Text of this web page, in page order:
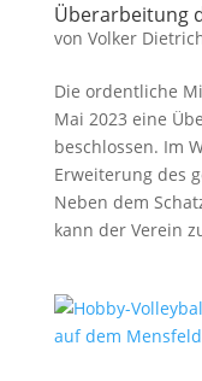
Überarbeitung
von Volker
Die ordentliche
Mai 2023 eine
beschlossen. Im
Erweiterung des
Neben dem
kann der Verein